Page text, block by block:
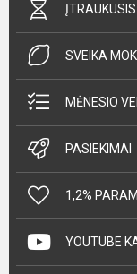
SVEIKA
MĖNESIO
PASIEKIMAI
1,2%
YOUTUBE